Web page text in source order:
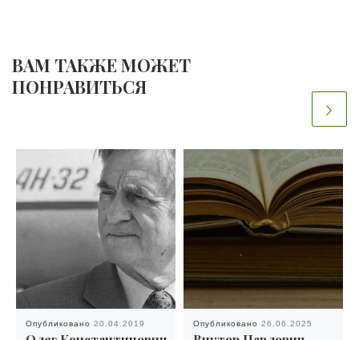
ВАМ ТАКЖЕ МОЖЕТ
ПОНРАВИТЬСЯ
Опубликовано 20.04.2019 Опубликовано 26.06.2025